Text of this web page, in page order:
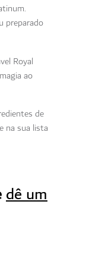
preparado
Royal
ao
de
na sua lista
dê um